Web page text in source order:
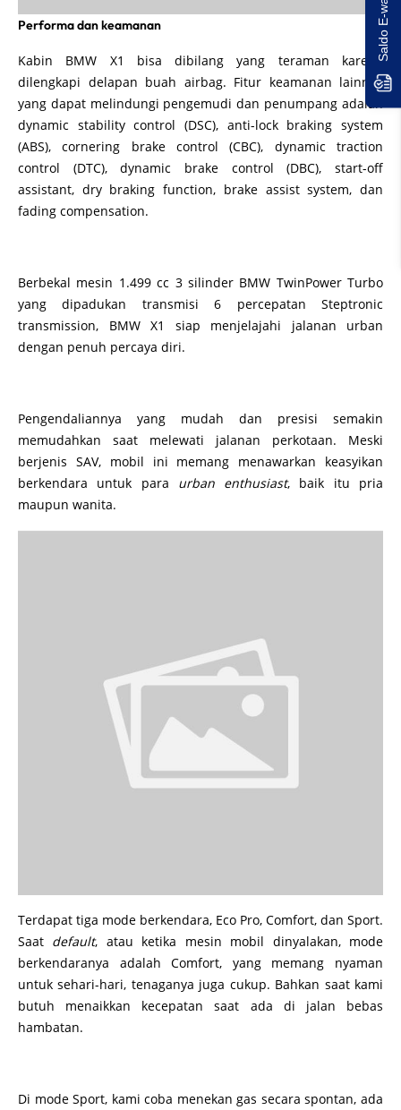
Performa dan keamanan
Kabin BMW X1 bisa dibilang yang teraman karena
dilengkapi delapan buah airbag. Fitur keamanan lainnya
yang dapat melindungi pengemudi dan penumpang adalah
dynamic stability control (DSC), anti-lock braking system
(ABS), cornering brake control (CBC), dynamic traction
control (DTC), dynamic brake control (DBC), start-off
assistant, dry braking function, brake assist system, dan
fading compensation.
Berbekal mesin 1.499 cc 3 silinder BMW TwinPower Turbo
yang dipadukan transmisi 6 percepatan Steptronic
transmission, BMW X1 siap menjelajahi jalanan urban
dengan penuh percaya diri.
Pengendaliannya yang mudah dan presisi semakin
memudahkan saat melewati jalanan perkotaan. Meski
berjenis SAV, mobil ini memang menawarkan keasyikan
berkendara untuk para urban enthusiast, baik itu pria
maupun wanita.
Terdapat tiga mode berkendara, Eco Pro, Comfort, dan Sport.
Saat default, atau ketika mesin mobil dinyalakan, mode
berkendaranya adalah Comfort, yang memang nyaman
untuk sehari-hari, tenaganya juga cukup. Bahkan saat kami
butuh menaikkan kecepatan saat ada di jalan bebas
hambatan.
Di mode Sport, kami coba menekan gas secara spontan, ada